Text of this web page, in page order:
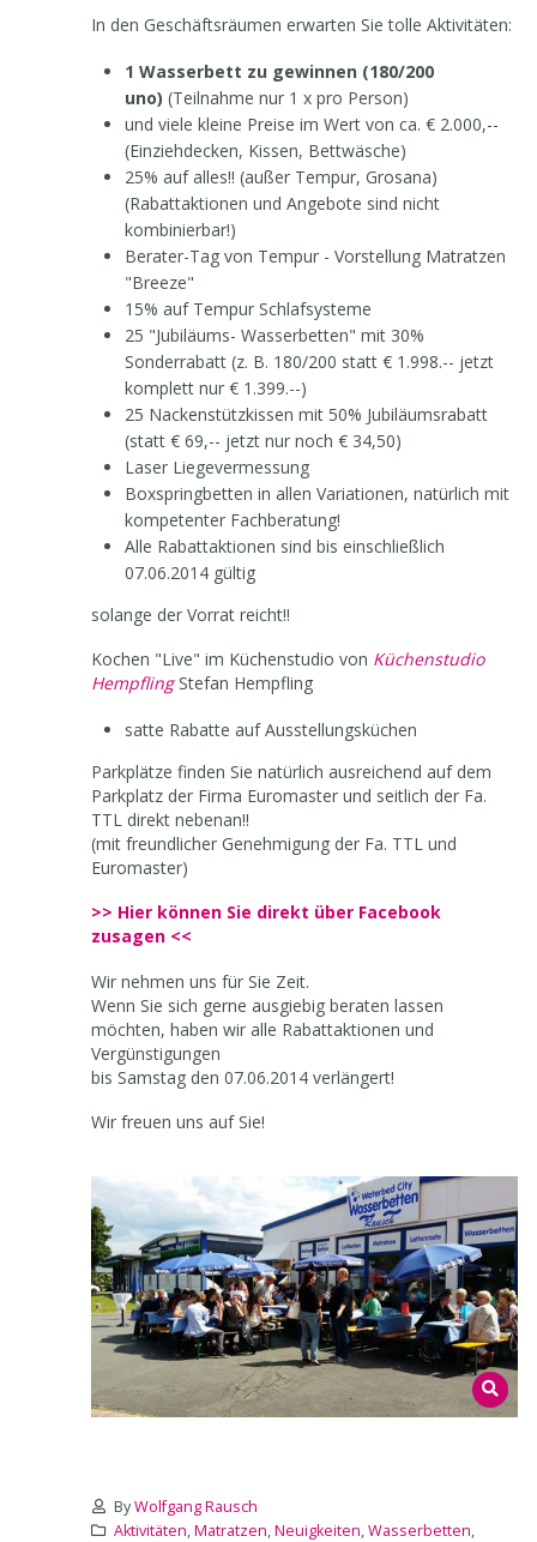
In den Geschäftsräumen erwarten Sie tolle Aktivitäten:
1 Wasserbett zu gewinnen (180/200
uno) (Teilnahme nur 1 x pro Person)
und viele kleine Preise im Wert von ca. € 2.000,--
(Einziehdecken, Kissen, Bettwäsche)
25% auf alles!! (außer Tempur, Grosana)
(Rabattaktionen und Angebote sind nicht
kombinierbar!)
Berater-Tag von Tempur - Vorstellung Matratzen
"Breeze"
15% auf Tempur Schlafsysteme
25 "Jubiläums- Wasserbetten" mit 30%
Sonderrabatt (z. B. 180/200 statt € 1.998.-- jetzt
komplett nur € 1.399.--)
25 Nackenstützkissen mit 50% Jubiläumsrabatt
(statt € 69,-- jetzt nur noch € 34,50)
Laser Liegevermessung
Boxspringbetten in allen Variationen, natürlich mit
kompetenter Fachberatung!
Alle Rabattaktionen sind bis einschließlich
07.06.2014 gültig
solange der Vorrat reicht!!
Kochen "Live" im Küchenstudio von Küchenstudio
HempflingStefan Hempfling
satte Rabatte auf Ausstellungsküchen
Parkplätze finden Sie natürlich ausreichend auf dem
Parkplatz der Firma Euromaster und seitlich der Fa.
TTL direkt nebenan!!
(mit freundlicher Genehmigung der Fa. TTL und
Euromaster)
>> Hier können Sie direkt über Facebook
zusagen <<
Wir nehmen uns für Sie Zeit.
Wenn Sie sich gerne ausgiebig beraten lassen
möchten, haben wir alle Rabattaktionen und
Vergünstigungen
bis Samstag den 07.06.2014 verlängert!
Wir freuen uns auf Sie!
ByWolfgang Rausch
Aktivitäten,Matratzen,Neuigkeiten,Wasserbetten,